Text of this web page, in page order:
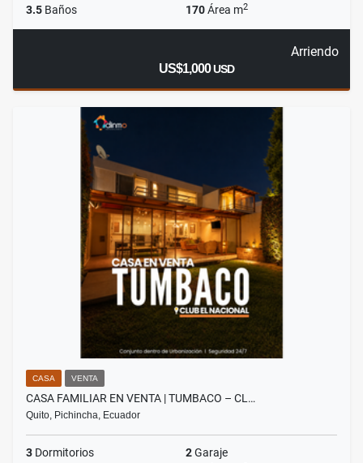
3.5 Baños 170Área m2
Arriendo
US$1,000USD
CASA VENTA
CASA FAMILIAR EN VENTA | TUMBACO – CL…
Quito, Pichincha, Ecuador
3 Dormitorios 2Garaje